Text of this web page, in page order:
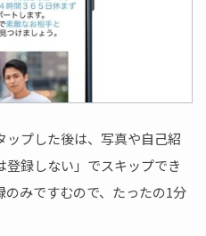
ップした後は、写真や自己紹
録しない」でスキップでき
のみですむので、たったの1分